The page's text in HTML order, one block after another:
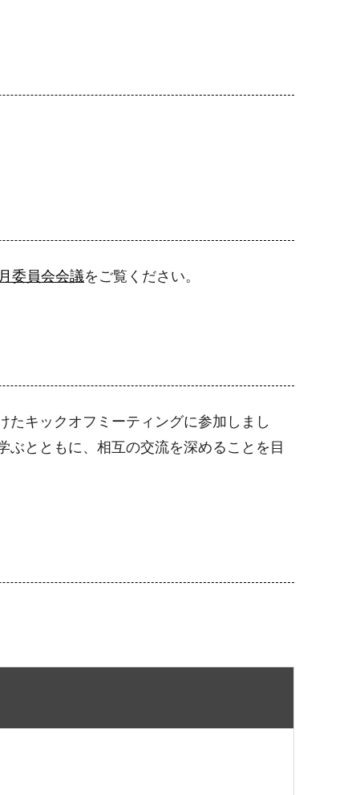
委員会会議をご覧ください。
たキックオフミーティングに参加しまし
とともに、相互の交流を深めることを目